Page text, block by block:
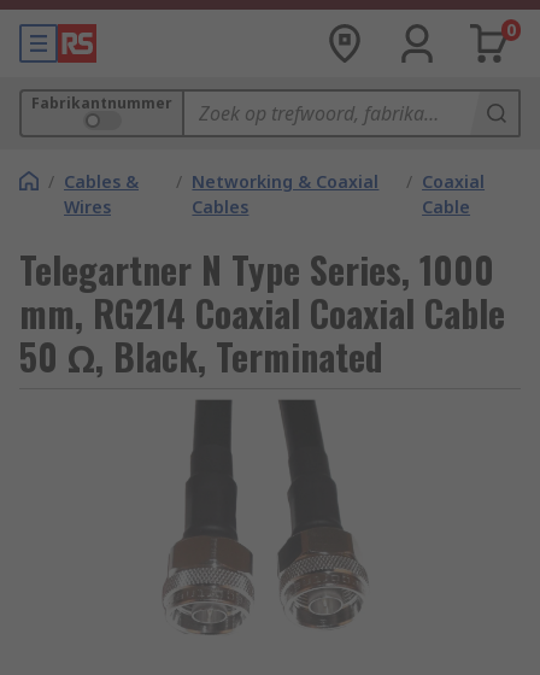
0
Fabrikantnummer
/ Cables &
Wires
/ Networking & Coaxial
Cables
/ Coaxial
Cable
Telegartner N Type Series, 1000
mm, RG214 Coaxial Coaxial Cable
50 Ω, Black, Terminated